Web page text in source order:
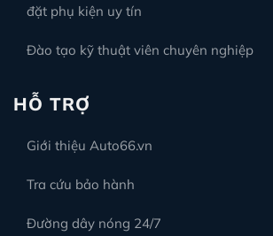
đặt phụ kiện uy tín
Đào tạo kỹ thuật viên chuyên nghiệp
HỖ TRỢ
Giới thiệu Auto66.vn
Tra cứu bảo hành
Đường dây nóng 24/7